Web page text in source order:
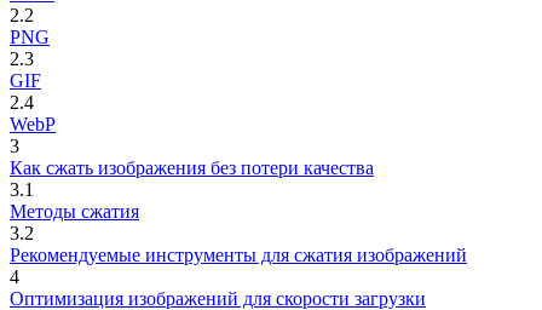
2.2
PNG
2.3
GIF
2.4
WebP
3
Как сжать изображения без потери качества
3.1
Методы сжатия
3.2
Рекомендуемые инструменты для сжатия изображений
4
Оптимизация изображений для скорости загрузки